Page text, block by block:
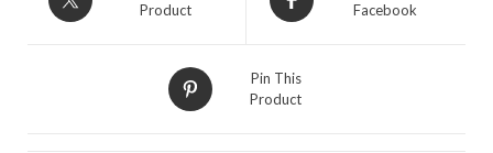
Product
Facebook
Pin This
Product